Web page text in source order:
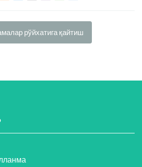
рўйхатига қайтиш